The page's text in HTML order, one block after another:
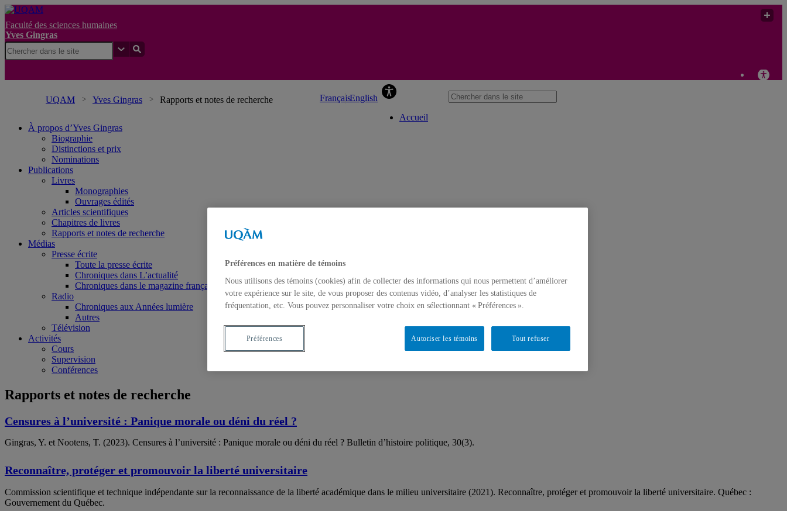
Faculté des sciences humaines
Yves Gingras
UQAM Yves Gingras Rapports et notes de recherche
FrançaisEnglish
Accueil
À propos d’Yves Gingras
Biographie
Distinctions et prix
Nominations
Publications
Livres
Monographies
Ouvrages édités
Articles scientifiques
Chapitres de livres
Rapports et notes de recherche
Médias
Presse écrite
Toute la presse écrite
Chroniques dans L’actualité
Chroniques dans le magazine français Pour la science
Radio
Chroniques aux Années lumière
Autres
Télévision
Activités
Cours
Supervision
Conférences
Rapports et notes de recherche
Censures à l’université : Panique morale ou déni du réel ?
Gingras, Y. et Nootens, T. (2023). Censures à l’université : Panique morale ou déni du réel ? Bulletin d’histoire politique, 30(3).
Reconnaître, protéger et promouvoir la liberté universitaire
Commission scientifique et technique indépendante sur la reconnaissance de la liberté académique dans le milieu universitaire (2021). Reconnaître, protéger et promouvoir la liberté universitaire. Québec :
Gouvernement du Québec.
Préférences en matière de témoins
Nous utilisons des témoins (cookies) afin de collecter des informations qui nous permettent d’améliorer
votre expérience sur le site, de vous proposer des contenus vidéo, d’analyser les statistiques de
fréquentation, etc. Vous pouvez personnaliser votre choix en sélectionnant « Préférences ».
Tout refuser
Autoriser les témoins
Préférences